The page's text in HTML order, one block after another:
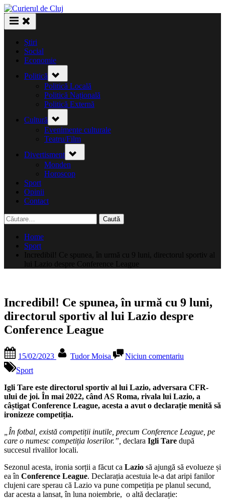
Skip
to
content
Știri
Social
Economie
Politică
sub-
menu
Politică Locală
Politică Națională
Politică Externă
Cultură
sub-
menu
Evenimente culturale
Teatru/Film
Divertisment sub-
menu
Monden
Horoscop
Sport
Opinii
Contact
Caută
după:
Home
Sport
Incredibil! Ce spunea, în urmă cu 9 luni, directorul sportiv al
lui Lazio despre Conference League
Incredibil! Ce spunea, în urmă cu 9 luni,
directorul sportiv al lui Lazio despre
Conference League
on
15/02/2023 Tudor Moisa Niciun comentariuIncredibil!
în
urmă
cu
directorul
sportiv
Lazio
despre
Conference
Sport
Igli Tare este directorul sportiv al lui Lazio, adversara CFR-
ului de joi. În mai 2022, când AS Roma, rivala lui Lazio, a
câștigat Conference League, acesta a avut o declarație menită să
ironizeze competiția.
„În fotbal, există competiții inutile, precum Conference League, pe
care o numesc competiția loserilor.”, declara Igli Tare după
succesul rivalilor locali.
Sezonul acesta, ironia sorții a făcut ca Lazio să ajungă să evolueze și
ea în Conference League. Declarația acestuia le-a dat aripi fanilor
clujeni care sperau că Lazio va pune competiția pe planul secund,
dar acesta a lansat, în luna noiembrie, o altă declarație: